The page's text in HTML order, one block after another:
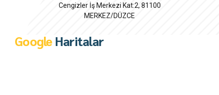
Cengizler İş Merkezi Kat:2, 81100
MERKEZ/DÜZCE
Google Haritalar